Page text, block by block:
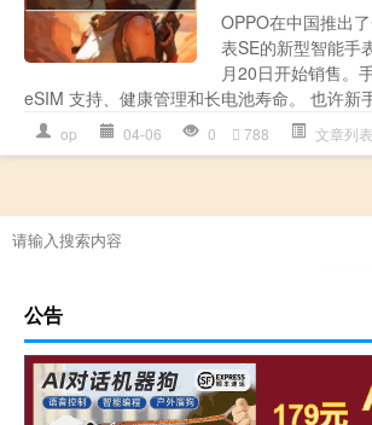
OPPO在中国推出
表SE的新型智能手
月20日开始销售。
eSIM 支持、健康管理和长电池寿命。 也许新
op 04-06 0 788 文章列表
公告